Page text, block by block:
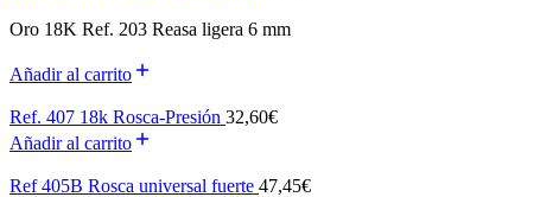
Oro 18K Ref. 203 Reasa ligera 6 mm
Añadir al carrito
Ref. 407 18k Rosca-Presión 32,60€
Añadir al carrito
Ref 405B Rosca universal fuerte 47,45€